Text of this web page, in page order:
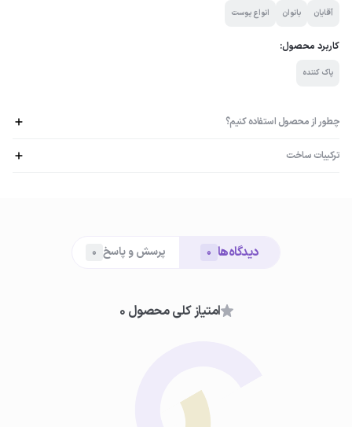
آقایان بانوان انواع پوست
کاربرد محصول:
پاک کننده
چطور از محصول استفاده کنیم؟
ابتدا صورت خود را با شوینده مناسب شسته و کاملاً خشک کنید تا پوست
مقدار مناسبی از تونر را روی پد یا پنبه آرایشی بریزید.
ترکیبات ساخت
دیدگاه‌ها 0 پرسش و پاسخ 0
امتیاز کلی محصول 0